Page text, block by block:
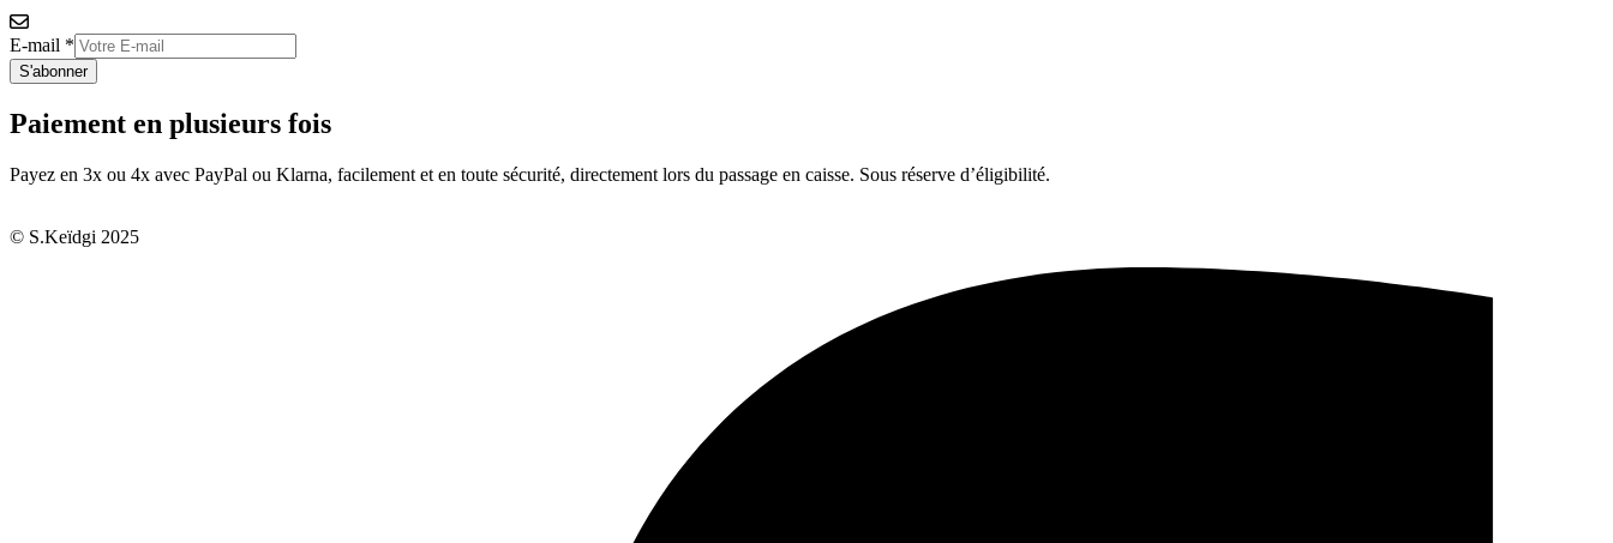
E-mail *
S'abonner
Paiement en plusieurs fois
Payez en 3x ou 4x avec PayPal ou Klarna, facilement et en toute sécurité, directement lors du passage en caisse. Sous réserve d’éligibilité.
© S.Keïdgi 2025